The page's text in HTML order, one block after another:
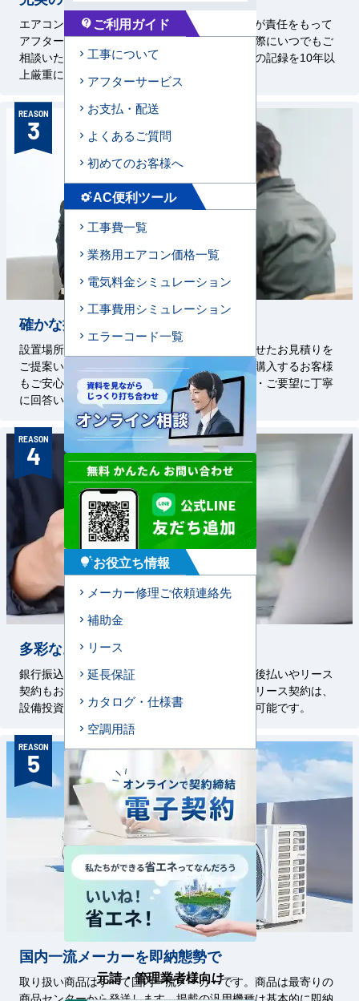
エアコンセンターAC、メーカー、直工店の3者が責任をもって
アフターサービスを対応いたします。お困りの際にいつでもご
相談いただけるよう、設置した機器・工事状況の記録を10年以
上厳重に保管しております。
REASON
3
確かな提案力
設置場所に合わせた工事方法や、ご予算に合わせたお見積りを
ご提案いたします。初めて業務用エアコンをご購入するお客様
もご安心ください。経験豊富な担当者がご質問・ご要望に丁寧
に回答いたします。
REASON
4
多彩なお支払い方法
銀行振込、クレジットカード払いはもちろん、後払いやリース
契約もお選びいただけます。初期費用が無料のリース契約は、
設備投資のご負担を軽減し分割でのお支払いが可能です。
REASON
5
国内一流メーカーを即納態勢で
取り扱い商品はすべて国内一流メーカーです。商品は最寄りの
contact_support ご利用ガイド
工事について
アフターサービス
お支払・配送
よくあるご質問
初めてのお客様へ
settings_suggestAC便利ツール
工事費一覧
業務用エアコン価格一覧
電気料金シミュレーション
工事費用シミュレーション
エラーコード一覧
tips_and_updatesお役立ち情報
メーカー修理ご依頼連絡先
補助金
リース
延長保証
カタログ・仕様書
空調用語
元請・管理業者様向け